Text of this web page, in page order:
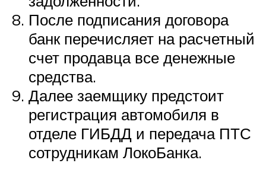
После подписания договора
банк перечисляет на расчетный
счет продавца все денежные
средства.
Далее заемщику предстоит
регистрация автомобиля в
отделе ГИБДД и передача ПТС
сотрудникам ЛокоБанка.